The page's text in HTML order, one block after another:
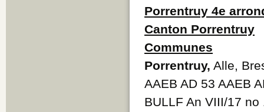
Porrentruy 4e
Canton Porrentruy
Communes
Porrentruy, Alle,
AAEB AD 53 AAEB
BULLF An VIII/17 no